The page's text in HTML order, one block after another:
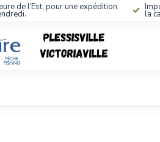
de l’Est, pour une expédition
la